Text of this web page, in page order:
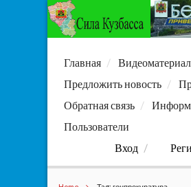
Главная
Предложить новость
Обратная связь
Пользователи
Вход